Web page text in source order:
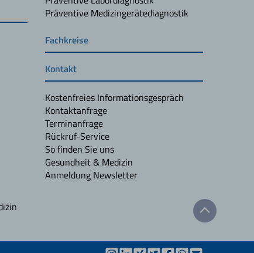
Präventive Medizingerätediagnostik
Fachkreise
Kontakt
Kostenfreies Informationsgespräch
Kontaktanfrage
Terminanfrage
Rückruf-Service
So finden Sie uns
Gesundheit & Medizin
Anmeldung Newsletter